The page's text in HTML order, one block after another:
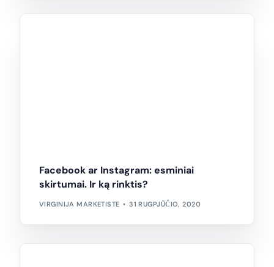
Facebook ar Instagram: esminiai
skirtumai. Ir ką rinktis?
VIRGINIJA MARKETISTE 31 RUGPJŪČIO, 2020